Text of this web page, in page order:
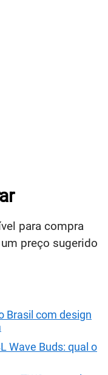
para compra
preço sugerido
Brasil com design
Wave Buds: qual o